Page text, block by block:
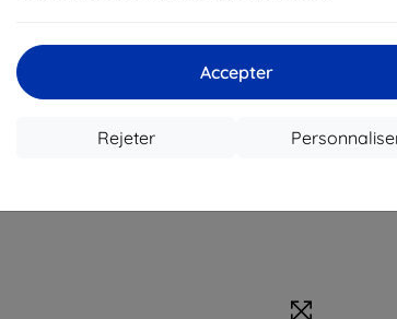
Accepter
Rejeter